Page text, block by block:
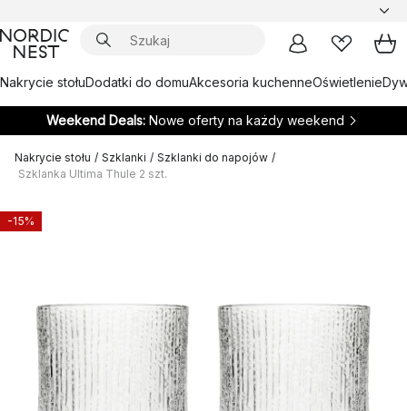
Nakrycie stołuDodatki do domuAkcesoria kuchenneOświetlenie
Weekend Deals: Nowe oferty na każdy weekend
Nakrycie stołu / Szklanki / Szklanki do napojów /
Szklanka Ultima Thule 2 szt.
-15%